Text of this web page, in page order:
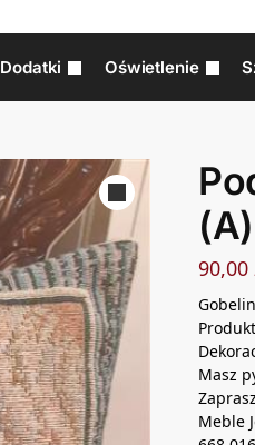
Dodatki Oświetlenie
(A)
90,00
Masz
Meble